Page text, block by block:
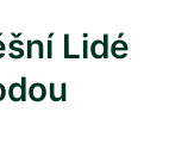
Lidé